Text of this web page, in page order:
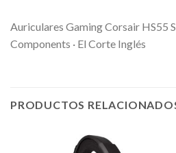
Auriculares Gaming Corsair HS55
Components · El Corte Inglés
PRODUCTOS